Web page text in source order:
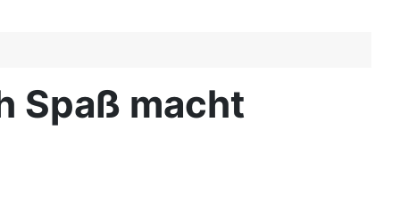
Spaß macht